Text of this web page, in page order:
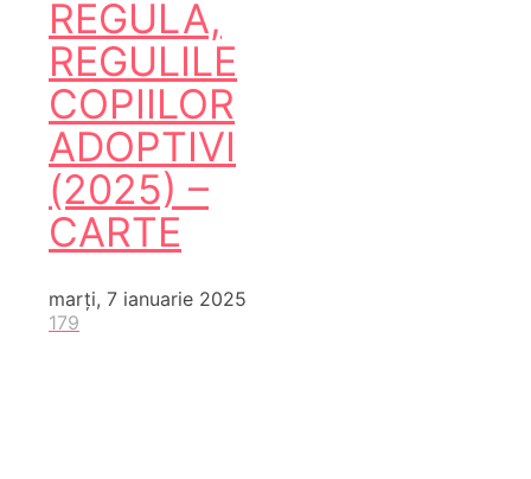
REGULA,
REGULILE
COPIILOR
ADOPTIVI
(2025) –
CARTE
marți, 7 ianuarie 2025
179